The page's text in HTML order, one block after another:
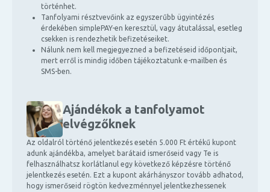
történhet.
Tanfolyami résztvevőink az egyszerűbb ügyintézés
érdekében simplePAY-en keresztül, vagy átutalással, esetleg
csekken is rendezhetik befizetéseiket.
Nálunk nem kell megjegyezned a befizetéseid időpontjait,
mert erről is mindig időben tájékoztatunk e-mailben és
SMS-ben.
Ajándékok a tanfolyamot
elvégzőknek
Az oldalról történő jelentkezés esetén 5.000 Ft értékű kupont
adunk ajándékba, amelyet barátaid ismerőseid vagy Te is
felhasználhatsz korlátlanul egy következő képzésre történő
jelentkezés esetén. Ezt a kupont akárhányszor tovább adhatod,
hogy ismerőseid rögtön kedvezménnyel jelentkezhessenek